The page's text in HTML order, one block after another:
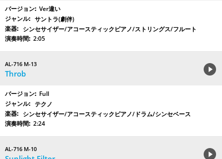
Ver違い
サントラ(劇伴)
シンセサイザー/アコースティックピアノ/ストリングス/フルート
2:05
AL-716 M-13
Throb
Full
テクノ
シンセサイザー/アコースティックピアノ/ドラム/シンセベース
2:24
AL-716 M-10